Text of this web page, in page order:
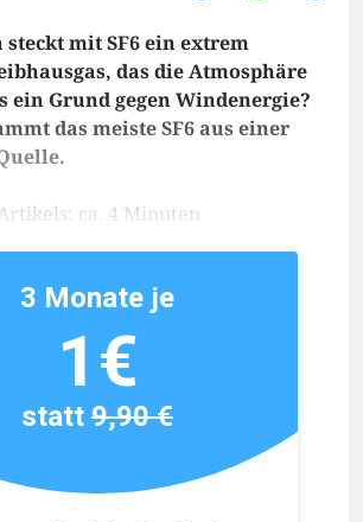
mit SF6 ein extrem
das die Atmosphäre
ein Grund gegen Windenergie?
das meiste SF6 aus einer
ca. 4 Minuten
3 Monate je
1€
statt9,90 €